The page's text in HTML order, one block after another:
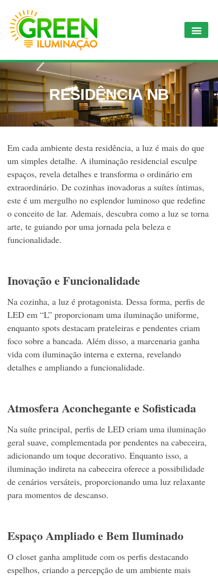
RESIDÊNCIA NB
Em cada ambiente desta residência, a luz é mais do que
um simples detalhe. A iluminação residencial esculpe
espaços, revela detalhes e transforma o ordinário em
extraordinário. De cozinhas inovadoras a suítes íntimas,
este é um mergulho no esplendor luminoso que redefine
o conceito de lar. Ademais, descubra como a luz se torna
arte, te guiando por uma jornada pela beleza e
funcionalidade.
Inovação e Funcionalidade
Na cozinha, a luz é protagonista. Dessa forma, perfis de
LED em “L” proporcionam uma iluminação uniforme,
enquanto spots destacam prateleiras e pendentes criam
foco sobre a bancada. Além disso, a marcenaria ganha
vida com iluminação interna e externa, revelando
detalhes e ampliando a funcionalidade.
Atmosfera Aconchegante e Sofisticada
Na suíte principal, perfis de LED criam uma iluminação
geral suave, complementada por pendentes na cabeceira,
adicionando um toque decorativo. Enquanto isso, a
iluminação indireta na cabeceira oferece a possibilidade
de cenários versáteis, proporcionando uma luz relaxante
para momentos de descanso.
Espaço Ampliado e Bem Iluminado
O closet ganha amplitude com os perfis destacando
espelhos, criando a percepção de um ambiente mais